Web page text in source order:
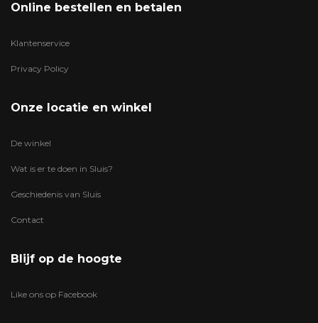
Online bestellen en betalen
Klantenservice
Privacy Policy
Onze locatie en winkel
De winkel
Wat is er te doen in Sluis?
Geschiedenis van Sluis
Contact
Blijf op de hoogte
Like ons op Facebook